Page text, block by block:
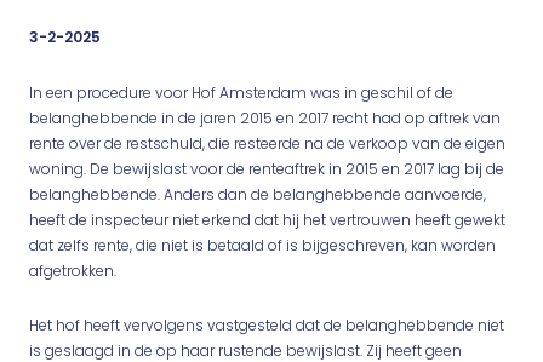
3-2-2025
In een procedure voor Hof Amsterdam was in geschil of de
belanghebbende in de jaren 2015 en 2017 recht had op aftrek van
rente over de restschuld, die resteerde na de verkoop van de eigen
woning. De bewijslast voor de renteaftrek in 2015 en 2017 lag bij de
belanghebbende. Anders dan de belanghebbende aanvoerde,
heeft de inspecteur niet erkend dat hij het vertrouwen heeft gewekt
dat zelfs rente, die niet is betaald of is bijgeschreven, kan worden
afgetrokken.
Het hof heeft vervolgens vastgesteld dat de belanghebbende niet
is geslaagd in de op haar rustende bewijslast. Zij heeft geen